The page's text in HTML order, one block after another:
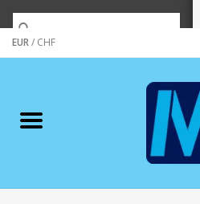
EUR/ CHF
Merken